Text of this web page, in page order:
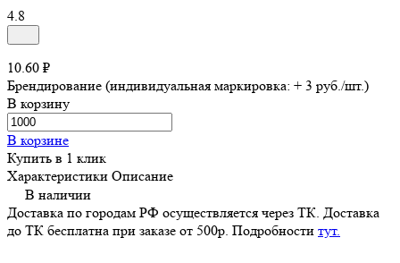
4.8
10.60 ₽
Брендирование (индивидуальная маркировка: + 3 руб./шт.)
В корзину
В корзине
Купить в 1 клик
Характеристики Описание
В наличии
Доставка по городам РФ осуществляется через ТК. Доставка
до ТК бесплатна при заказе от 500р. Подробности тут.